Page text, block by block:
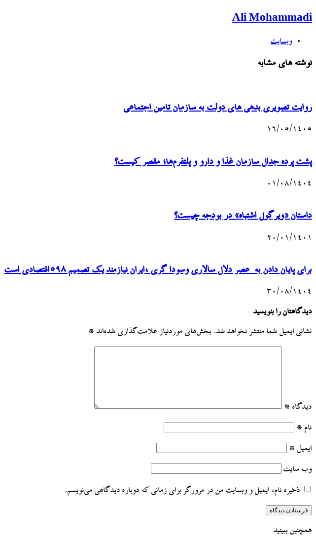
Ali Mohammadi
وبسایت
نوشته های مشابه
روایت تصویری بدهی های دولت به سازمان تامین اجتماعی
۱۶/۰۵/۱۴۰۵
پشت پرده جدال سازمان غذا و دارو و پلتفرم‌ها؛ مقصر کیست؟
۰۱/۰۸/۱۴۰۴
داستان «ویرگول اشتباه» در بودجه چیست؟
۲۰/۰۱/۱۴۰۱
برای پایان دادن به عصر دلال سالاری وسودا گری ،ایران نیازمند یک تصمیم ۵۹۸اقتصادی است
۳۰/۰۸/۱۴۰۴
دیدگاهتان را بنویسید
نشانی ایمیل شما منتشر نخواهد شد. بخش‌های موردنیاز علامت‌گذاری شده‌اند *
دیدگاه *
نام *
ایمیل *
وب‌ سایت
ذخیره نام، ایمیل و وبسایت من در مرورگر برای زمانی که دوباره دیدگاهی می‌نویسم.
همچنین ببینید